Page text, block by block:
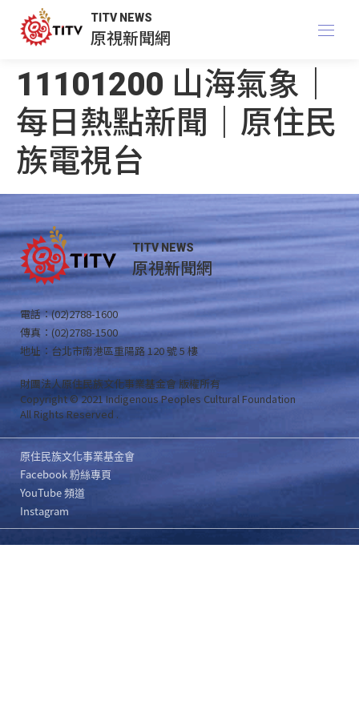
TITV NEWS
原視新聞網
11101200 山海氣象｜
每日熱點新聞｜原住民
族電視台
TITV NEWS
原視新聞網
電話：(02)2788-1600
傳真：(02)2788-1500
地址：台北市南港區重陽路 120 號 5 樓
財團法人原住民族文化事業基金會 版權所有
Copyright © 2021 Indigenous Peoples Cultural Foundation
All Rights Reserved .
原住民族文化事業基金會
Facebook 粉絲專頁
YouTube 頻道
Instagram